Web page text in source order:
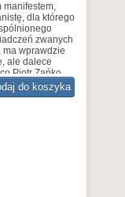
manifestem,
dla którego
zwanych
ma wprawdzie
ale dalece
Piotr Zańko
edukacji, dla
społeczny
do koszyka